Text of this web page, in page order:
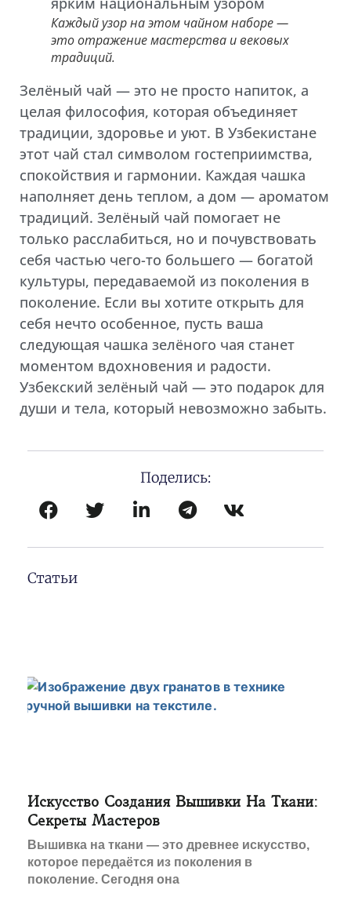
Каждый узор на этом чайном наборе —
это отражение мастерства и вековых
традиций.
Зелёный чай — это не просто напиток, а
целая философия, которая объединяет
традиции, здоровье и уют. В Узбекистане
этот чай стал символом гостеприимства,
спокойствия и гармонии. Каждая чашка
наполняет день теплом, а дом — ароматом
традиций. Зелёный чай помогает не
только расслабиться, но и почувствовать
себя частью чего-то большего — богатой
культуры, передаваемой из поколения в
поколение. Если вы хотите открыть для
себя нечто особенное, пусть ваша
следующая чашка зелёного чая станет
моментом вдохновения и радости.
Узбекский зелёный чай — это подарок для
души и тела, который невозможно забыть.
Поделись:
Статьи
Искусство Создания Вышивки На Ткани:
Секреты Мастеров
Вышивка на ткани — это древнее искусство,
которое передаётся из поколения в
поколение. Сегодня она